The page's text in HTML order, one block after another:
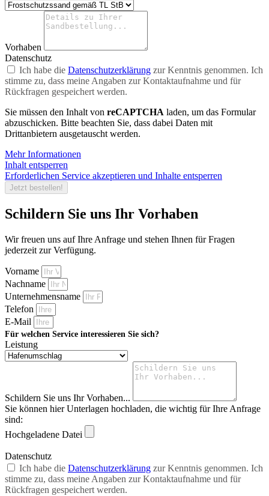
Vorhaben
Datenschutz
Ich habe die Datenschutzerklärung zur Kenntnis genommen. Ich
stimme zu, dass meine Angaben zur Kontaktaufnahme und für
Rückfragen gespeichert werden.
Sie müssen den Inhalt von reCAPTCHA laden, um das Formular
abzuschicken. Bitte beachten Sie, dass dabei Daten mit
Drittanbietern ausgetauscht werden.
Mehr Informationen
Inhalt entsperren
Erforderlichen Service akzeptieren und Inhalte entsperren
Jetzt bestellen!
Schildern Sie uns Ihr Vorhaben
Wir freuen uns auf Ihre Anfrage und stehen Ihnen für Fragen
jederzeit zur Verfügung.
Vorname
Nachname
Unternehmensname
Telefon
E-Mail
Für welchen Service interessieren Sie sich?
Leistung
Schildern Sie uns Ihr Vorhaben...
Sie können hier Unterlagen hochladen, die wichtig für Ihre Anfrage
sind:
Hochgeladene Datei
Datenschutz
Ich habe die Datenschutzerklärung zur Kenntnis genommen. Ich
stimme zu, dass meine Angaben zur Kontaktaufnahme und für
Rückfragen gespeichert werden.